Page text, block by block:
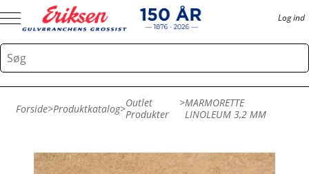
Log ind
Forside>Produktkatalog>Outlet
Produkter
>MARMORETTE
LINOLEUM 3,2 MM